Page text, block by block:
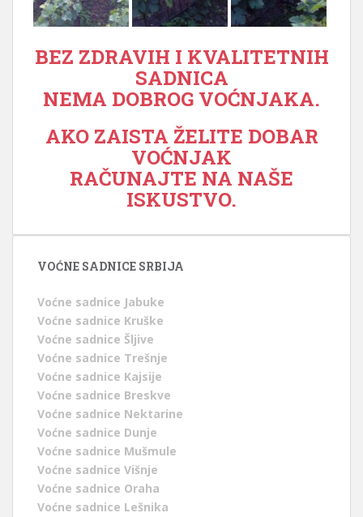
BEZ ZDRAVIH I KVALITETNIH
SADNICA
NEMA DOBROG VOĆNJAKA.
AKO ZAISTA ŽELITE DOBAR
VOĆNJAK
RAČUNAJTE NA NAŠE
ISKUSTVO.
VOĆNE SADNICE SRBIJA
Voćne sadnice Jabuke
Voćne sadnice Kruške
Voćne sadnice Šljive
Voćne sadnice Trešnje
Voćne sadnice Kajsije
Voćne sadnice Breskve
Voćne sadnice Nektarine
Voćne sadnice Dunje
Voćne sadnice Mušmule
Voćne sadnice Višnje
Voćne sadnice Oraha
Voćne sadnice Lešnika